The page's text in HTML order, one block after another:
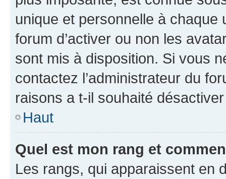
unique et personnelle à chaque
forum d’activer ou non les
sont mis à disposition. Si vous
contactez l’administrateur du
raisons a t-il souhaité
Haut
Quel est mon rang et
Les rangs, qui apparaissent en